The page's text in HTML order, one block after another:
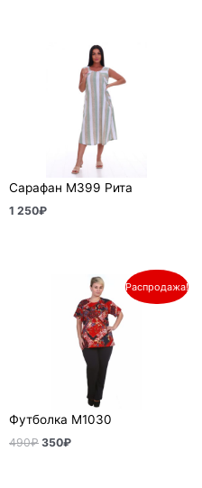
Сарафан М399 Рита
1 250₽
Распродажа!
Футболка М1030
490₽
Первоначальная
составляла
350₽
Текущая
цена:
350₽.